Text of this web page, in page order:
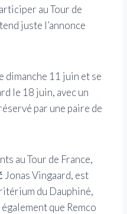
au Tour de
juste l’annonce
dimanche 11 juin et se
le 18 juin, avec un
par une paire de
au Tour de France,
Vingaard, est
du Dauphiné,
que Remco